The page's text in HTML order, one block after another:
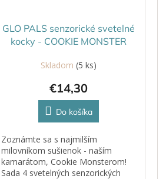
GLO PALS senzorické svetelné
kocky - COOKIE MONSTER
Skladom (5 ks)
€14,30
Do košíka
Zoznámte sa s najmilším
milovníkom sušienok - naším
kamarátom, Cookie Monsterom!
Sada 4 svetelných senzorických